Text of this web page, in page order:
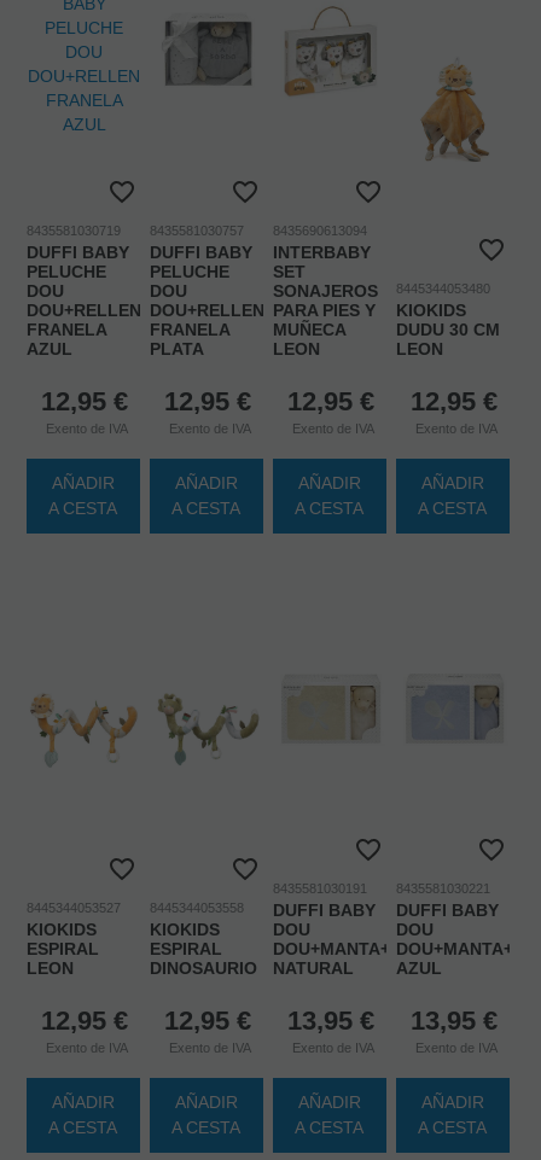
8435581030719
DUFFI BABY
PELUCHE
DOU
DOU+RELLENO+MUSELINA
FRANELA
AZUL
12,95 €
Exento de IVA
AÑADIR
A CESTA
8435581030757
DUFFI BABY
PELUCHE
DOU
DOU+RELLENO+MUSELINA
FRANELA
PLATA
12,95 €
Exento de IVA
AÑADIR
A CESTA
8435690613094
INTERBABY
SET
SONAJEROS
PARA PIES Y
MUÑECA
LEON
12,95 €
Exento de IVA
AÑADIR
A CESTA
8445344053480
KIOKIDS
DUDU 30 CM
LEON
12,95 €
Exento de IVA
AÑADIR
A CESTA
8445344053527
KIOKIDS
ESPIRAL
LEON
12,95 €
Exento de IVA
AÑADIR
A CESTA
8445344053558
KIOKIDS
ESPIRAL
DINOSAURIO
12,95 €
Exento de IVA
AÑADIR
A CESTA
8435581030191
DUFFI BABY
DOU
DOU+MANTA+CEPILLO+PEINE
NATURAL
13,95 €
Exento de IVA
AÑADIR
A CESTA
8435581030221
DUFFI BABY
DOU
AZUL
13,95 €
Exento de IVA
AÑADIR
A CESTA